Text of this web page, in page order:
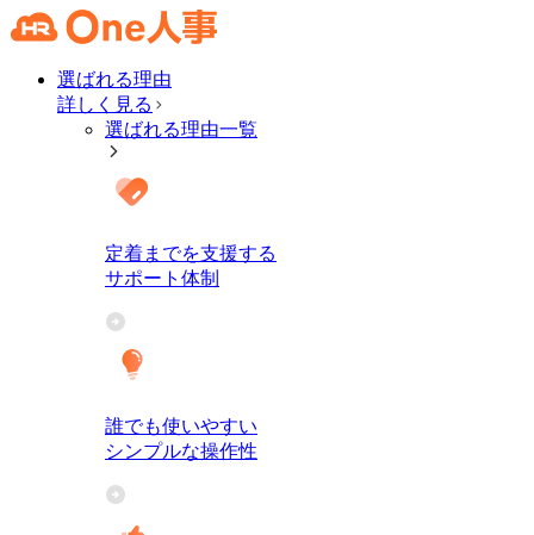
選ばれる理由
詳しく見る
選ばれる理由一覧
定着までを支援する
サポート体制
誰でも使いやすい
シンプルな操作性